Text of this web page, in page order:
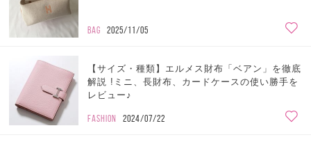
BAG 2025/11/05
【サイズ・種類】エルメス財布「ベアン」を徹底
解説 !ミニ、長財布、カードケースの使い勝手を
レビュー♪
FASHION 2024/07/22